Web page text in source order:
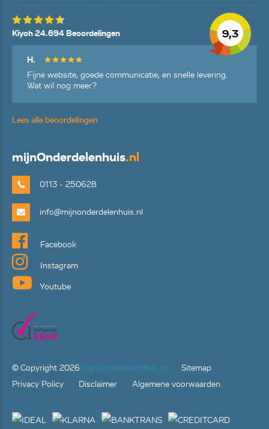
9,3
Kiyoh 24.694 Beoordelingen
H.
Fijne website, goede communicatie, en snelle levering.
Wat wil nog meer?
Lees alle beoordelingen
mijnOnderdelenhuis.nl
0113 - 250628
info@mijnonderdelenhuis.nl
Facebook
Instagram
Youtube
© Copyright 2026 MijnOnderdelenHuis.nl
Sitemap
Privacy Policy
Disclaimer Algemene voorwaarden